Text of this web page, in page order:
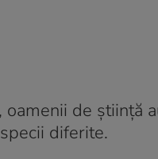
de știință
diferite.